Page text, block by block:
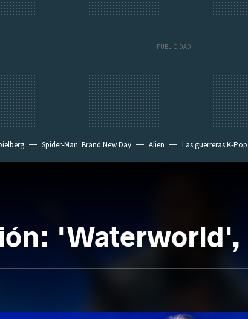
Spider-Man: Brand New Day Alien Las guerreras K-Pop
'Waterworld',